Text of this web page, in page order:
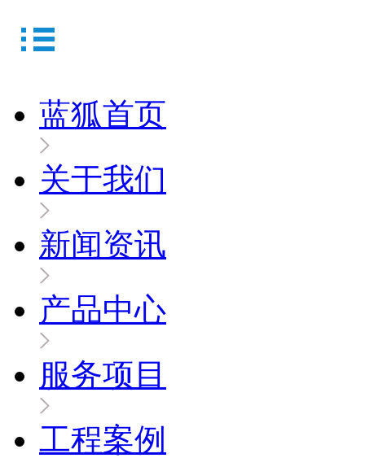
蓝狐首页
关于我们
新闻资讯
产品中心
服务项目
工程案例